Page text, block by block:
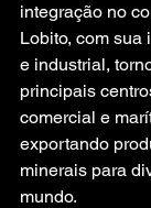
integração no
Lobito, com sua
e industrial,
principais
comercial e
exportando
minerais para
mundo.